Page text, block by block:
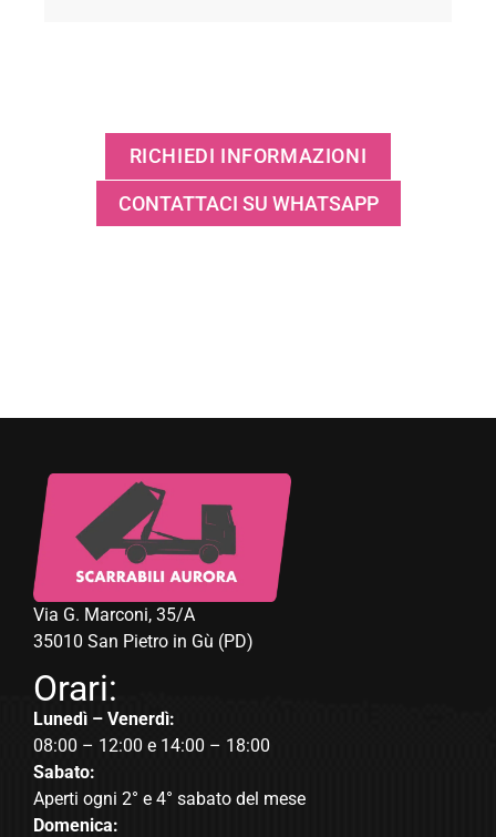
RICHIEDI INFORMAZIONI
CONTATTACI SU WHATSAPP
Via G. Marconi, 35/A
35010 San Pietro in Gù (PD)
Orari:
Lunedì – Venerdì:
08:00 – 12:00 e 14:00 – 18:00
Sabato:
Aperti ogni 2° e 4° sabato del mese
Domenica: